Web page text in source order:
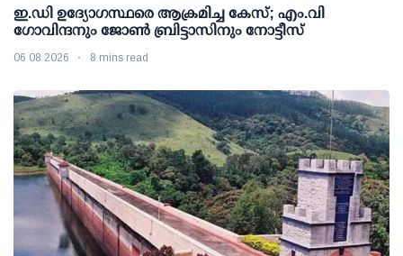
ഇ.ഡി ഉദ്യോഗസ്ഥരെ ആക്രമിച്ച കേസ്; എം.വി
ഗോവിന്ദനും ജോണ്‍ ബ്രിട്ടാസിനും നോട്ടീസ്
06 08 2026 8 mins read